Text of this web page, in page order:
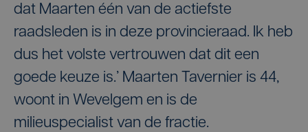
dat Maarten één van de actiefste
raadsleden is in deze provincieraad. Ik heb
dus het volste vertrouwen dat dit een
goede keuze is.’ Maarten Tavernier is 44,
woont in Wevelgem en is de
milieuspecialist van de fractie.